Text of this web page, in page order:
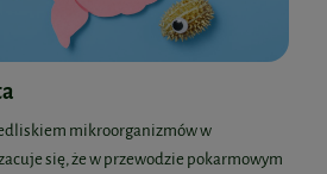
mikroorganizmów w
się, że w przewodzie pokarmowym